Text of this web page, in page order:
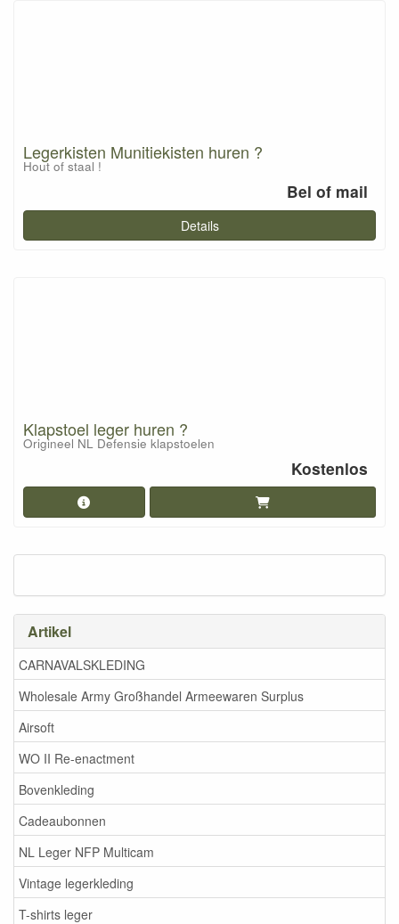
Artikel
CARNAVALSKLEDING
Wholesale Army Großhandel Armeewaren Surplus
Airsoft
WO II Re-enactment
Bovenkleding
Cadeaubonnen
NL Leger NFP Multicam
Vintage legerkleding
T-shirts leger
Legerkisten Munitiekisten huren ?
Hout of staal !
Bel of mail
Details
Klapstoel leger huren ?
Origineel NL Defensie klapstoelen
Kostenlos